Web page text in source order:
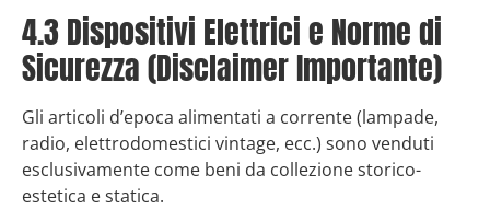
4.3 Dispositivi Elettrici e Norme di
Sicurezza (Disclaimer Importante)
Gli articoli d’epoca alimentati a corrente (lampade,
radio, elettrodomestici vintage, ecc.) sono venduti
esclusivamente come beni da collezione storico-
estetica e statica.